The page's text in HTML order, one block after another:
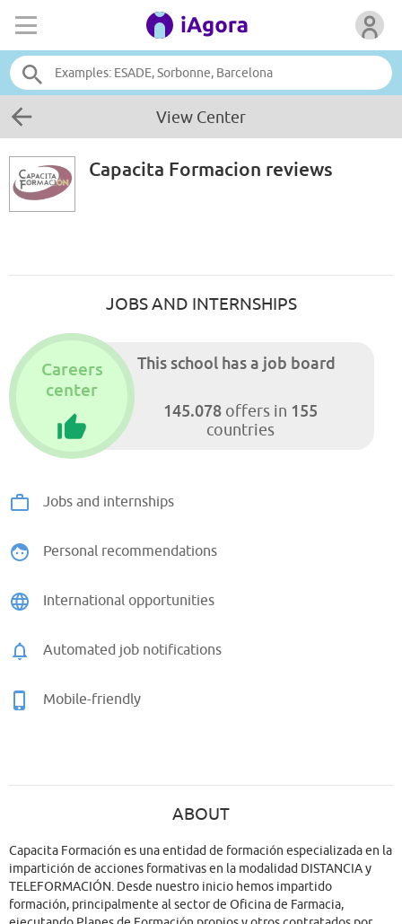
View Center
Capacita Formacion reviews
JOBS AND INTERNSHIPS
This school has a job board
145.078 offers in 155
countries
Careers
center
Jobs and internships
Personal recommendations
International opportunities
Automated job notifications
Mobile-friendly
ABOUT
Capacita Formación es una entidad de formación especializada en la
impartición de acciones formativas en la modalidad DISTANCIA y
TELEFORMACIÓN. Desde nuestro inicio hemos impartido
formación, principalmente al sector de Oficina de Farmacia,